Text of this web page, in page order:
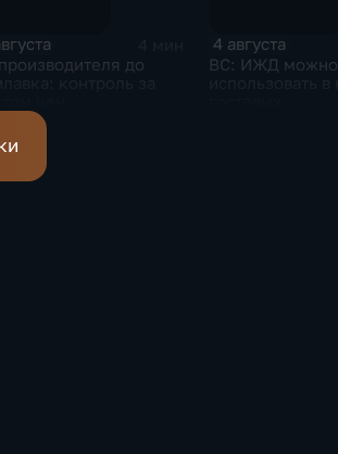
до
4 августа
ВС: ИЖД можно